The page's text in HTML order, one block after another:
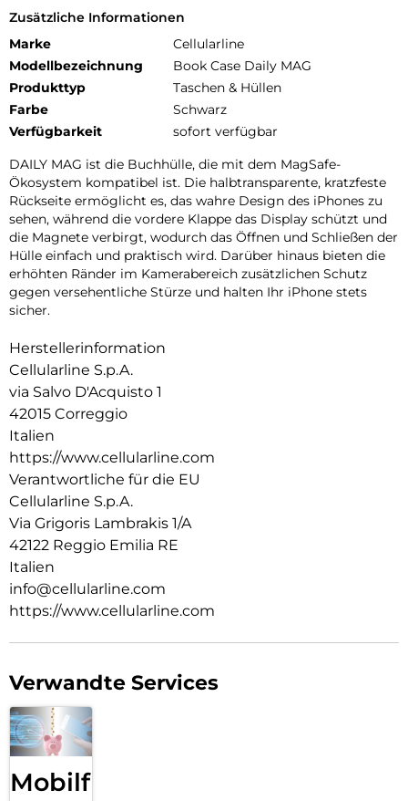
Zusätzliche Informationen
Marke
Cellularline
Modellbezeichnung
Book Case Daily MAG
Produkttyp
Taschen & Hüllen
Farbe
Schwarz
Verfügbarkeit
sofort verfügbar
DAILY MAG ist die Buchhülle, die mit dem MagSafe-
Ökosystem kompatibel ist. Die halbtransparente, kratzfeste
Rückseite ermöglicht es, das wahre Design des iPhones zu
sehen, während die vordere Klappe das Display schützt und
die Magnete verbirgt, wodurch das Öffnen und Schließen der
Hülle einfach und praktisch wird. Darüber hinaus bieten die
erhöhten Ränder im Kamerabereich zusätzlichen Schutz
gegen versehentliche Stürze und halten Ihr iPhone stets
sicher.
Herstellerinformation
Cellularline S.p.A.
via Salvo D'Acquisto 1
42015 Correggio
Italien
https://www.cellularline.com
Verantwortliche für die EU
Cellularline S.p.A.
Via Grigoris Lambrakis 1/A
42122 Reggio Emilia RE
Italien
info@cellularline.com
https://www.cellularline.com
Verwandte Services
Mobilfunk